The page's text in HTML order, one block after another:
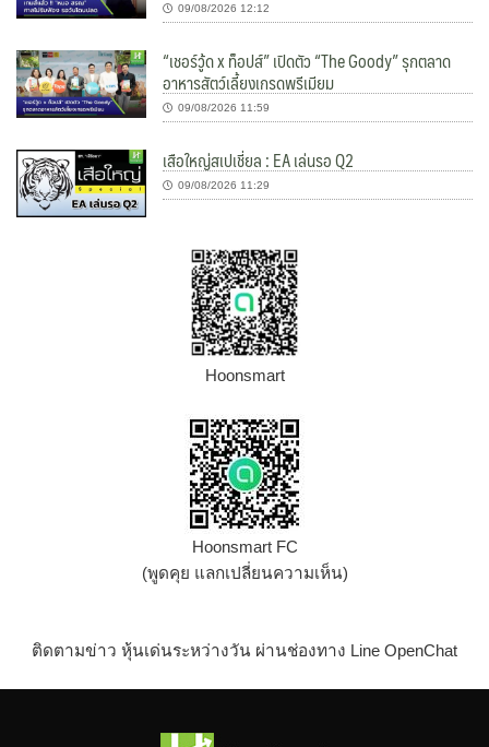
09/08/2026 12:12
“เชอร์วู้ด x ท็อปส์” เปิดตัว “The Goody” รุกตลาด
อาหารสัตว์เลี้ยงเกรดพรีเมียม
09/08/2026 11:59
เสือใหญ่สเปเชี่ยล : EA เล่นรอ Q2
09/08/2026 11:29
Hoonsmart
Hoonsmart FC
(พูดคุย แลกเปลี่ยนความเห็น)
ติดตามข่าว หุ้นเด่นระหว่างวัน ผ่านช่องทาง Line OpenChat